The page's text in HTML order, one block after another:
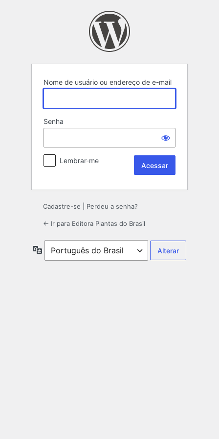
Nome de usuário ou endereço de e-mail
Senha
Lembrar-me
Cadastre-se Perdeu a senha?
← Ir para Editora Plantas do Brasil
Idioma